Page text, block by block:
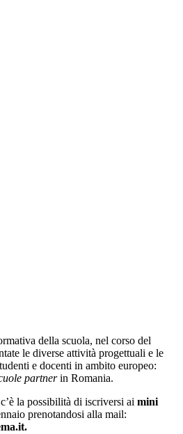
della scuola, nel corso del
le diverse attività progettuali e le
e docenti in ambito europeo:
partnerin Romania.
la possibilità di iscriversi ai mini
prenotandosi alla mail: